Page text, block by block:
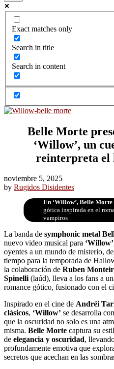
Exact matches only
Search in title
Search in content
Belle Morte
‘Willow’, un
reinterpreta el
noviembre 5, 2025
by Rugidos Disidentes
En ‘Willow’, Belle Morte
gótica inspirada en el
vampiros
La banda de symphonic metal
nuevo video musical para ‘Willow’
oyentes a un mundo de misterio,
tiempo para la temporada de
la colaboración de Ruben
Spinelli(laúd), lleva a los fans a
romance gótico, fusionado con el
Inspirado en el cine de Andréi
clásicos, ‘Willow’ se desarrolla
que la oscuridad no solo es una
misma. Belle Morte captura su
de elegancia y oscuridad,
profundamente emotiva que
secretos que acechan en las